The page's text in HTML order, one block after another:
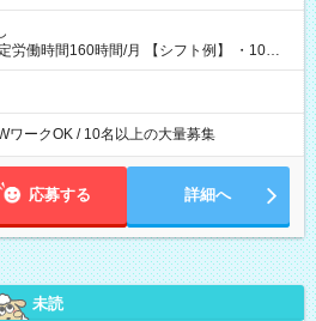
時間/月 【シフト例】 ・10：
ワークOK / 10名以上の大量募集
応募する 詳細へ
未読